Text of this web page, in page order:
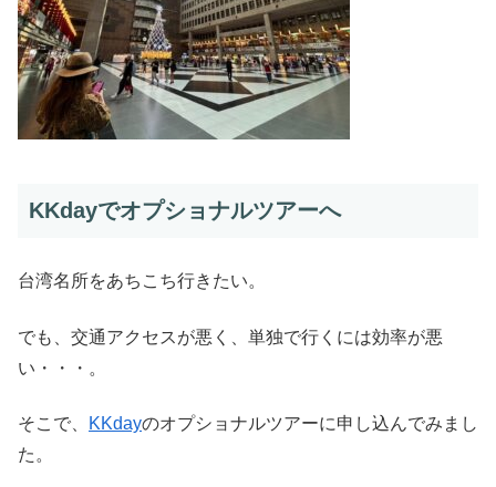
KKdayでオプショナルツアーへ
台湾名所をあちこち行きたい。
でも、交通アクセスが悪く、単独で行くには効率が悪
い・・・。
そこで、 KKdayのオプショナルツアーに申し込んでみまし
た。